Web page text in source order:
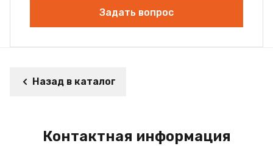
Задать вопрос
Назад в каталог
Контактная информация